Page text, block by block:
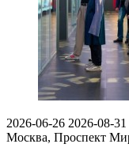
2026-06-26 2026-08-31
Москва, Проспект